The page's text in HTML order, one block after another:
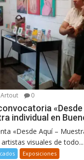
0
«Desde
individual en
«Desde Aquí –
visuales de todo...
Exposiciones